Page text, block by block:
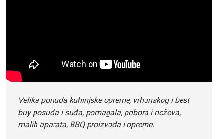
Velika ponuda kuhinjske opreme, vrhunskog i best
buy posuđa i suđa, pomagala, pribora i noževa,
malih aparata, BBQ proizvoda i opreme.